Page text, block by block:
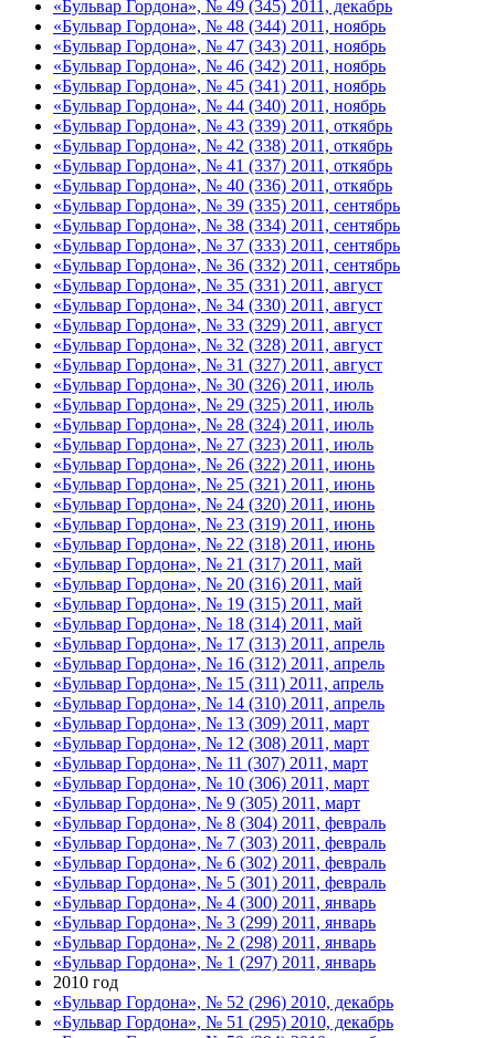
«Бульвар Гордона», № 49 (345) 2011, декабрь
«Бульвар Гордона», № 48 (344) 2011, ноябрь
«Бульвар Гордона», № 47 (343) 2011, ноябрь
«Бульвар Гордона», № 46 (342) 2011, ноябрь
«Бульвар Гордона», № 45 (341) 2011, ноябрь
«Бульвар Гордона», № 44 (340) 2011, ноябрь
«Бульвар Гордона», № 43 (339) 2011, откябрь
«Бульвар Гордона», № 42 (338) 2011, откябрь
«Бульвар Гордона», № 41 (337) 2011, откябрь
«Бульвар Гордона», № 40 (336) 2011, откябрь
«Бульвар Гордона», № 39 (335) 2011, сентябрь
«Бульвар Гордона», № 38 (334) 2011, сентябрь
«Бульвар Гордона», № 37 (333) 2011, сентябрь
«Бульвар Гордона», № 36 (332) 2011, сентябрь
«Бульвар Гордона», № 35 (331) 2011, август
«Бульвар Гордона», № 34 (330) 2011, август
«Бульвар Гордона», № 33 (329) 2011, август
«Бульвар Гордона», № 32 (328) 2011, август
«Бульвар Гордона», № 31 (327) 2011, август
«Бульвар Гордона», № 30 (326) 2011, июль
«Бульвар Гордона», № 29 (325) 2011, июль
«Бульвар Гордона», № 28 (324) 2011, июль
«Бульвар Гордона», № 27 (323) 2011, июль
«Бульвар Гордона», № 26 (322) 2011, июнь
«Бульвар Гордона», № 25 (321) 2011, июнь
«Бульвар Гордона», № 24 (320) 2011, июнь
«Бульвар Гордона», № 23 (319) 2011, июнь
«Бульвар Гордона», № 22 (318) 2011, июнь
«Бульвар Гордона», № 21 (317) 2011, май
«Бульвар Гордона», № 20 (316) 2011, май
«Бульвар Гордона», № 19 (315) 2011, май
«Бульвар Гордона», № 18 (314) 2011, май
«Бульвар Гордона», № 17 (313) 2011, апрель
«Бульвар Гордона», № 16 (312) 2011, апрель
«Бульвар Гордона», № 15 (311) 2011, апрель
«Бульвар Гордона», № 14 (310) 2011, апрель
«Бульвар Гордона», № 13 (309) 2011, март
«Бульвар Гордона», № 12 (308) 2011, март
«Бульвар Гордона», № 11 (307) 2011, март
«Бульвар Гордона», № 10 (306) 2011, март
«Бульвар Гордона», № 9 (305) 2011, март
«Бульвар Гордона», № 8 (304) 2011, февраль
«Бульвар Гордона», № 7 (303) 2011, февраль
«Бульвар Гордона», № 6 (302) 2011, февраль
«Бульвар Гордона», № 5 (301) 2011, февраль
«Бульвар Гордона», № 4 (300) 2011, январь
«Бульвар Гордона», № 3 (299) 2011, январь
«Бульвар Гордона», № 2 (298) 2011, январь
«Бульвар Гордона», № 1 (297) 2011, январь
2010 год
«Бульвар Гордона», № 52 (296) 2010, декабрь
«Бульвар Гордона», № 51 (295) 2010, декабрь